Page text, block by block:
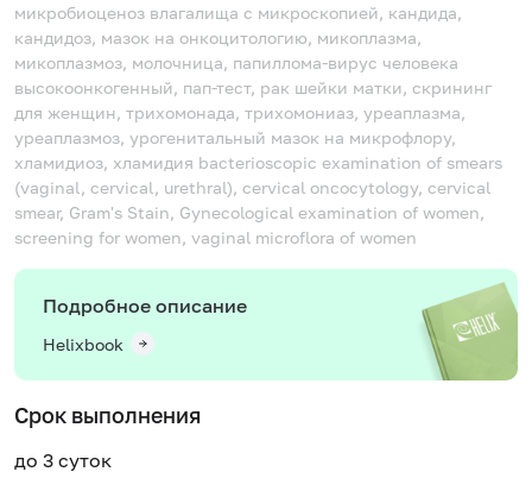
микробиоценоз влагалища с микроскопией, кандида,
кандидоз, мазок на онкоцитологию, микоплазма,
микоплазмоз, молочница, папиллома-вирус человека
высокоонкогенный, пап-тест, рак шейки матки, скрининг
для женщин, трихомонада, трихомониаз, уреаплазма,
уреаплазмоз, урогенитальный мазок на микрофлору,
хламидиоз, хламидия bacterioscopic examination of smears
(vaginal, cervical, urethral), cervical oncocytology, cervical
smear, Gram's Stain, Gynecological examination of women,
screening for women, vaginal microflora of women
Подробное описание
Helixbook
Срок выполнения
до 3 суток